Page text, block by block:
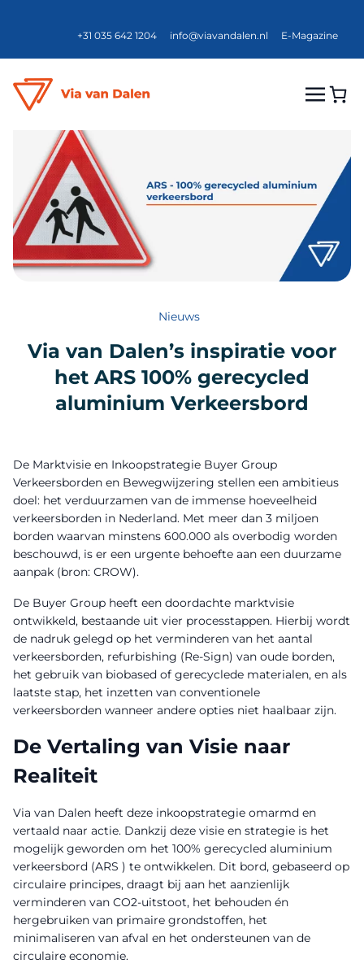
+31 035 642 1204 info@viavandalen.nl E-Magazine
Nieuws
Via van Dalen’s inspiratie voor
het ARS 100% gerecycled
aluminium Verkeersbord
De Marktvisie en Inkoopstrategie Buyer Group
Verkeersborden en Bewegwijzering stellen een ambitieus
doel: het verduurzamen van de immense hoeveelheid
verkeersborden in Nederland. Met meer dan 3 miljoen
borden waarvan minstens 600.000 als overbodig worden
beschouwd, is er een urgente behoefte aan een duurzame
aanpak (bron: CROW).
De Buyer Group heeft een doordachte marktvisie
ontwikkeld, bestaande uit vier processtappen. Hierbij wordt
de nadruk gelegd op het verminderen van het aantal
verkeersborden, refurbishing (Re-Sign) van oude borden,
het gebruik van biobased of gerecyclede materialen, en als
laatste stap, het inzetten van conventionele
verkeersborden wanneer andere opties niet haalbaar zijn.
De Vertaling van Visie naar
Realiteit
Via van Dalen heeft deze inkoopstrategie omarmd en
vertaald naar actie. Dankzij deze visie en strategie is het
mogelijk geworden om het 100% gerecycled aluminium
verkeersbord (ARS ) te ontwikkelen. Dit bord, gebaseerd op
circulaire principes, draagt bij aan het aanzienlijk
verminderen van CO2-uitstoot, het behouden én
hergebruiken van primaire grondstoffen, het
minimaliseren van afval en het ondersteunen van de
circulaire economie.